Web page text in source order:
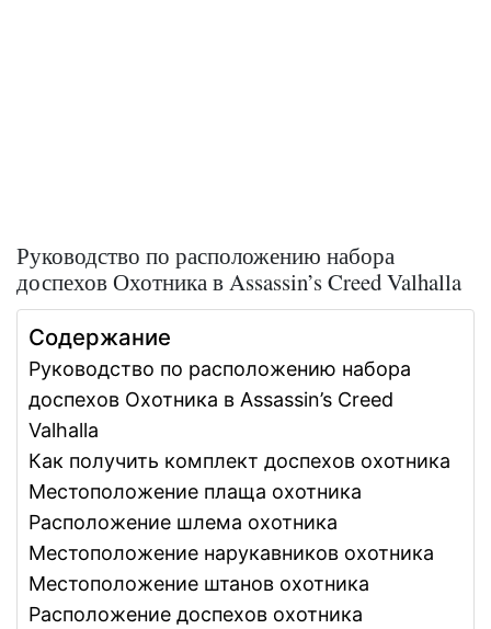
Руководство по расположению набора
доспехов Охотника в Assassin’s Creed Valhalla
Содержание
Руководство по расположению набора
доспехов Охотника в Assassin’s Creed
Valhalla
Как получить комплект доспехов охотника
Местоположение плаща охотника
Расположение шлема охотника
Местоположение нарукавников охотника
Местоположение штанов охотника
Расположение доспехов охотника